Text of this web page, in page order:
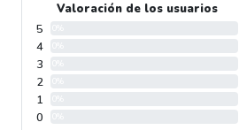
Valoración de los usuarios
5
4
3
2
1
0